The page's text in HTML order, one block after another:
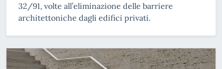
32/91, volte all’eliminazione delle barriere
architettoniche dagli edifici privati.